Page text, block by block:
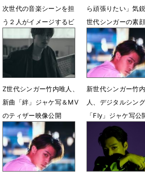
次世代の音楽シーンを担
う２人がイメージするビ
ジョンとは
11月30日 12時00分
ら頑張りたい」気
世代シンガーの素顔
4月25日 12時00分
Z世代シンガー竹内唯人、
新曲「絆」ジャケ写＆MV
のティザー映像公開
4月15日 15時00分
新世代シンガー竹
人、デジタルシン
「Fly」ジャケ写公
3月13日 18時51分